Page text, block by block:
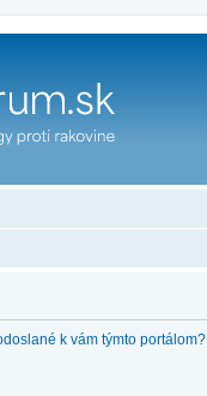
k vám týmto portálom?